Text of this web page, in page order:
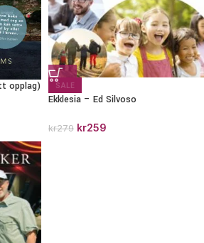
opplag) SALE
Ekklesia – Ed Silvoso
kr279 kr259